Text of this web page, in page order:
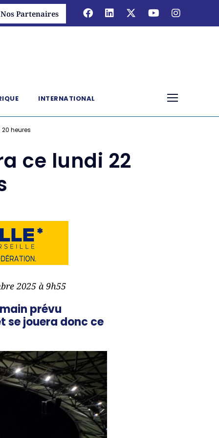
Nos Partenaires
INTERNATIONAL
heures
ce lundi 22
2025 à 9h55
prévu
se jouera donc ce